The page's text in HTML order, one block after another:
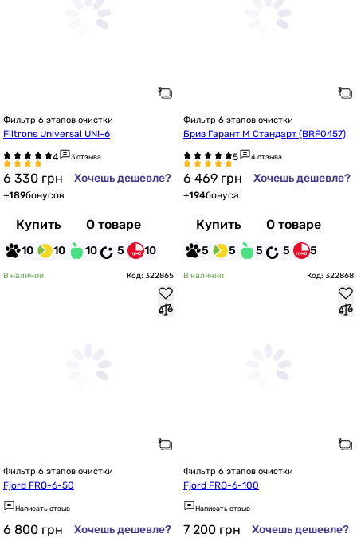
Фильтр 6 этапов очистки
Filtrons Universal UNI-6
3 отзыва
6 330 грн Хочешь дешевле?
+189бонусов
Купить О товаре
10 10 10 5 10
Фильтр 6 этапов очистки
Бриз Гарант М Стандарт (BRF0457)
4 отзыва
6 469 грн Хочешь дешевле?
+194бонуса
Купить О товаре
5 5 5 5 5
В наличии Код: 322865
Фильтр 6 этапов очистки
Fjord FRO-6-50
Написать отзыв
6 800 грн Хочешь дешевле?
В наличии Код: 322868
Фильтр 6 этапов очистки
Fjord FRO-6-100
Написать отзыв
7 200 грн Хочешь дешевле?